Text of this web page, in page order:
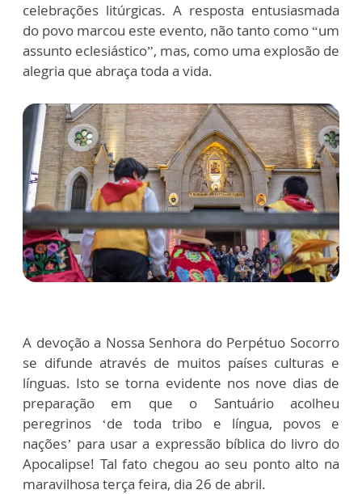
celebrações litúrgicas. A resposta entusiasmada
do povo marcou este evento, não tanto como “um
assunto eclesiástico”, mas, como uma explosão de
alegria que abraça toda a vida.
A devoção a Nossa Senhora do Perpétuo Socorro
se difunde através de muitos países culturas e
línguas. Isto se torna evidente nos nove dias de
preparação em que o Santuário acolheu
peregrinos ‘de toda tribo e língua, povos e
nações’ para usar a expressão bíblica do livro do
Apocalipse! Tal fato chegou ao seu ponto alto na
maravilhosa terça feira, dia 26 de abril.